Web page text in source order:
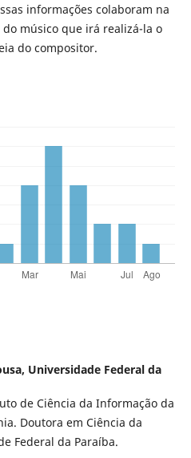
informações colaboram na
músico que irá realizá-la o
do compositor.
Universidade Federal da
de Ciência da Informação da
Doutora em Ciência da
Federal da Paraíba.